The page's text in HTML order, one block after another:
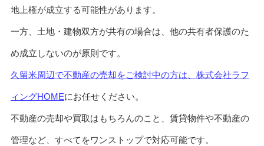
地上権が成立する可能性があります。
一方、土地・建物双方が共有の場合は、他の共有者保護のた
め成立しないのが原則です。
久留米周辺で不動産の売却をご検討中の方は、株式会社ラフ
ィングHOMEにお任せください。
不動産の売却や買取はもちろんのこと、賃貸物件や不動産の
管理など、すべてをワンストップで対応可能です。